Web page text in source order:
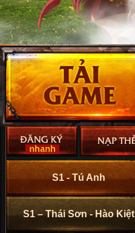
S1 - Tú Anh
S1 – Thái Sơn - Hào Kiệt